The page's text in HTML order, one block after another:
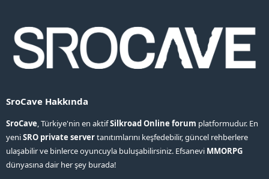
SroCave Hakkında
SroCave, Türkiye'nin en aktifSilkroad Online forum platformudur. En
yeniSRO private servertanıtımlarını keşfedebilir, güncel rehberlere
ulaşabilir ve binlerce oyuncuyla buluşabilirsiniz. Efsanevi MMORPG
dünyasına dair her şey burada!